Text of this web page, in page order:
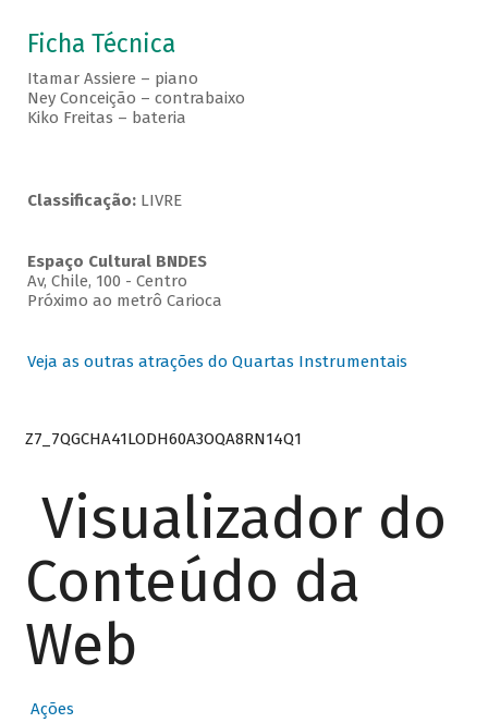
Ficha Técnica
Itamar Assiere – piano
Ney Conceição – contrabaixo
Kiko Freitas – bateria
Classificação: LIVRE
Espaço Cultural BNDES
Av, Chile, 100 - Centro
Próximo ao metrô Carioca
Veja as outras atrações do Quartas Instrumentais
Z7_7QGCHA41LODH60A3OQA8RN14Q1
Visualizador do
Conteúdo da
Web
Ações